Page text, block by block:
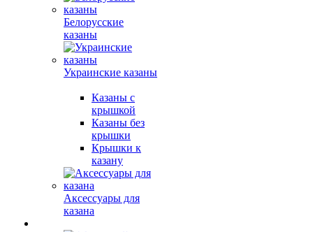
Белорусские
казаны
Украинские казаны
Казаны с
крышкой
Казаны без
крышки
Крышки к
казану
Аксессуары для
казана